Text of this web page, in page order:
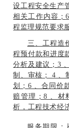
设工程安全生产
相关工作内容；6
程监理规范要求
三、工程造
程预付款和进度
分析及建议；3
制、审核； 4 、
划；6 、合同价
赔管理；8 、材
析，工程技术经